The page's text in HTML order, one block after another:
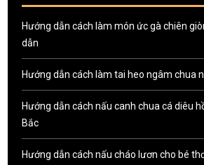
Hướng dẫn cách làm món ức gà chiên
dẫn
Hướng dẫn cách làm tai heo ngâm chua
Hướng dẫn cách nấu canh chua cá diêu
Bắc
Hướng dẫn cách nấu cháo lươn cho bé